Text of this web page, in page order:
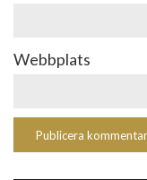
Webbplats